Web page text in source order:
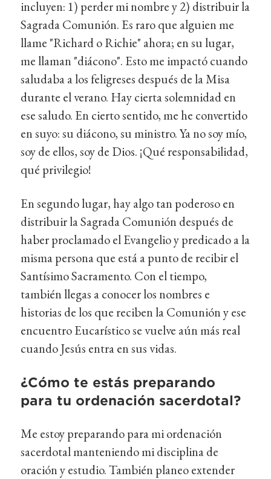
incluyen: 1) perder mi nombre y 2) distribuir la
Sagrada Comunión. Es raro que alguien me
llame "Richard o Richie" ahora; en su lugar,
me llaman "diácono". Esto me impactó cuando
saludaba a los feligreses después de la Misa
durante el verano. Hay cierta solemnidad en
ese saludo. En cierto sentido, me he convertido
en suyo: su diácono, su ministro. Ya no soy mío,
soy de ellos, soy de Dios. ¡Qué responsabilidad,
qué privilegio!
En segundo lugar, hay algo tan poderoso en
distribuir la Sagrada Comunión después de
haber proclamado el Evangelio y predicado a la
misma persona que está a punto de recibir el
Santísimo Sacramento. Con el tiempo,
también llegas a conocer los nombres e
historias de los que reciben la Comunión y ese
encuentro Eucarístico se vuelve aún más real
cuando Jesús entra en sus vidas.
¿Cómo te estás preparando
para tu ordenación sacerdotal?
Me estoy preparando para mi ordenación
sacerdotal manteniendo mi disciplina de
oración y estudio. También planeo extender